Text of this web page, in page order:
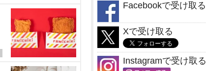
Facebookで受け取る
Xで受け取る
Instagramで受け取る